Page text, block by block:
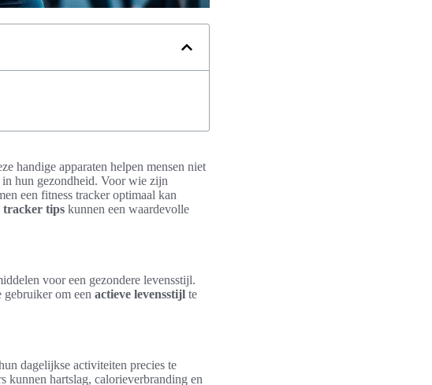
handige apparaten helpen mensen niet
hun gezondheid. Voor wie zijn
een fitness tracker optimaal kan
tracker tips kunnen een waardevolle
voor een gezondere levensstijl.
gebruiker om een actieve levensstijl te
dagelijkse activiteiten precies te
kunnen hartslag, calorieverbranding en